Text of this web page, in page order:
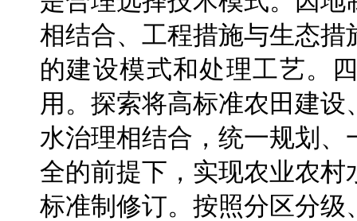
相结合、工程措施与生态
的建设模式和处理工艺。
用。探索将高标准农田建
水治理相结合，统一规划
全的前提下，实现农业农
标准制修订。按照分区分